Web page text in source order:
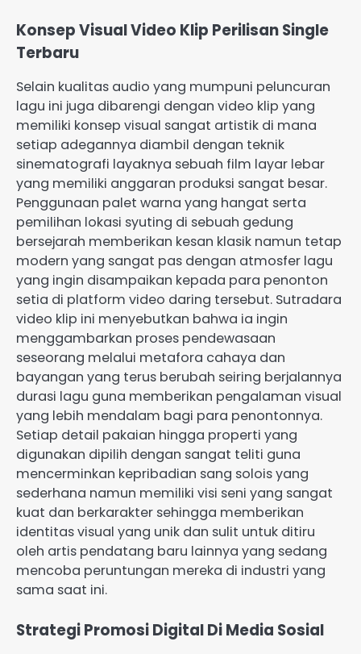
Konsep Visual Video Klip Perilisan Single
Terbaru
Selain kualitas audio yang mumpuni peluncuran
lagu ini juga dibarengi dengan video klip yang
memiliki konsep visual sangat artistik di mana
setiap adegannya diambil dengan teknik
sinematografi layaknya sebuah film layar lebar
yang memiliki anggaran produksi sangat besar.
Penggunaan palet warna yang hangat serta
pemilihan lokasi syuting di sebuah gedung
bersejarah memberikan kesan klasik namun tetap
modern yang sangat pas dengan atmosfer lagu
yang ingin disampaikan kepada para penonton
setia di platform video daring tersebut. Sutradara
video klip ini menyebutkan bahwa ia ingin
menggambarkan proses pendewasaan
seseorang melalui metafora cahaya dan
bayangan yang terus berubah seiring berjalannya
durasi lagu guna memberikan pengalaman visual
yang lebih mendalam bagi para penontonnya.
Setiap detail pakaian hingga properti yang
digunakan dipilih dengan sangat teliti guna
mencerminkan kepribadian sang solois yang
sederhana namun memiliki visi seni yang sangat
kuat dan berkarakter sehingga memberikan
identitas visual yang unik dan sulit untuk ditiru
oleh artis pendatang baru lainnya yang sedang
mencoba peruntungan mereka di industri yang
sama saat ini.
Strategi Promosi Digital Di Media Sosial